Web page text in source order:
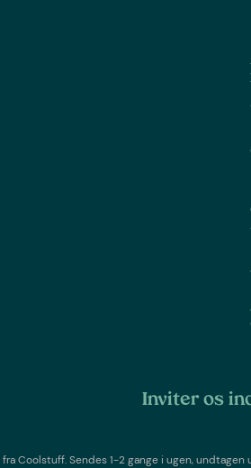
Inviter os
fraCoolstuff. Sendes 1-2 gange i ugen,undtagen